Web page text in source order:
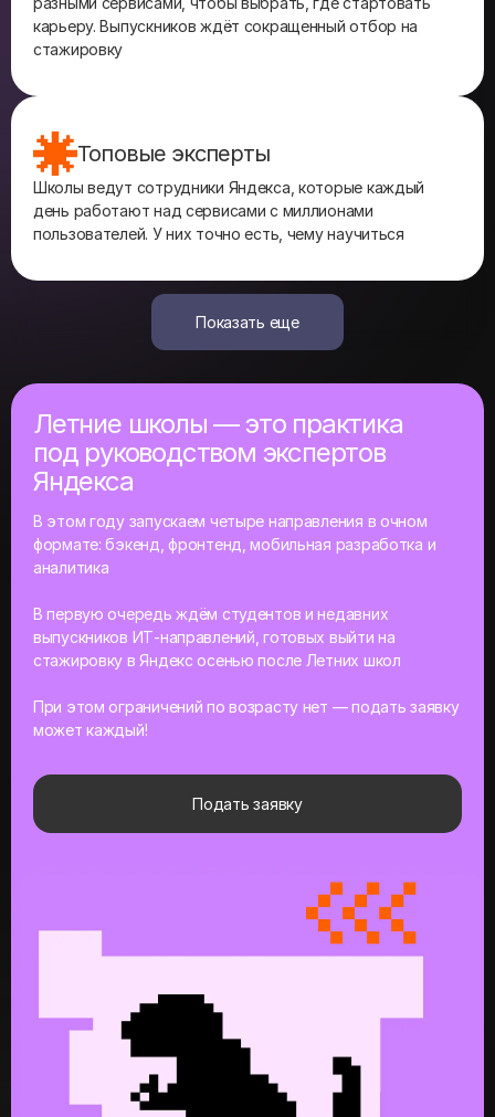
карьеру. Выпускников ждёт сокращенный отбор на
стажировку
Топовые эксперты
Школы ведут сотрудники Яндекса, которые каждый
день работают над сервисами с миллионами
пользователей. У них точно есть, чему научиться
Показать еще
Летние школы — это практика
под руководством экспертов
Яндекса
В этом году запускаем четыре направления в очном
формате: бэкенд, фронтенд, мобильная разработка и
аналитика
В первую очередь ждём студентов и недавних
выпускников ИТ‑направлений, готовых выйти на
стажировку в Яндекс осенью после Летних школ
При этом ограничений по возрасту нет — подать заявку
может каждый!
Подать заявку